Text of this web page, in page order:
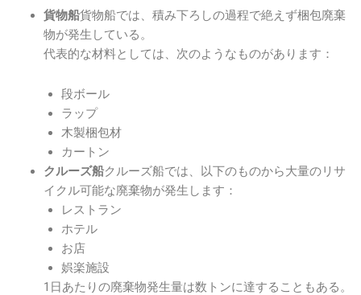
貨物船貨物船では、積み下ろしの過程で絶えず梱包廃棄
物が発生している。
代表的な材料としては、次のようなものがあります：
段ボール
ラップ
木製梱包材
カートン
クルーズ船クルーズ船では、以下のものから大量のリサ
イクル可能な廃棄物が発生します：
レストラン
ホテル
お店
娯楽施設
1日あたりの廃棄物発生量は数トンに達することもある。